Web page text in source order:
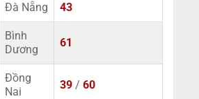
Đà Nẵng 43
Bình
Dương
61
Đồng
Nai
39 / 60